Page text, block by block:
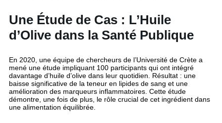
Une Étude de Cas : L’Huile
d’Olive dans la Santé Publique
En 2020, une équipe de chercheurs de l’Université de Crète a
mené une étude impliquant 100 participants qui ont intégré
davantage d’huile d’olive dans leur quotidien. Résultat : une
baisse significative de la teneur en lipides de sang et une
amélioration des marqueurs inflammatoires. Cette étude
démontre, une fois de plus, le rôle crucial de cet ingrédient dans
une alimentation équilibrée.